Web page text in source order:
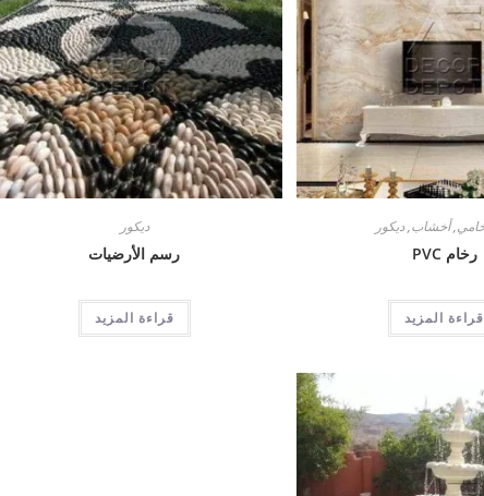
,أخشاب,ديكور
رخام PVC
قراءة المزيد
ديكور
رسم الأرضيات
قراءة المزيد